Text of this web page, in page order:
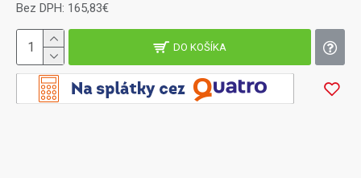
Bez DPH: 165,83€
DO KOŠÍKA